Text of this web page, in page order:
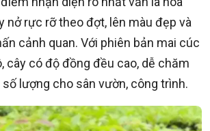
nở rực rỡ theo đợt, lên màu đẹp và
cảnh quan. Với phiên bản mai cúc
cây có độ đồng đều cao, dễ chăm
số lượng cho sân vườn, công trình.